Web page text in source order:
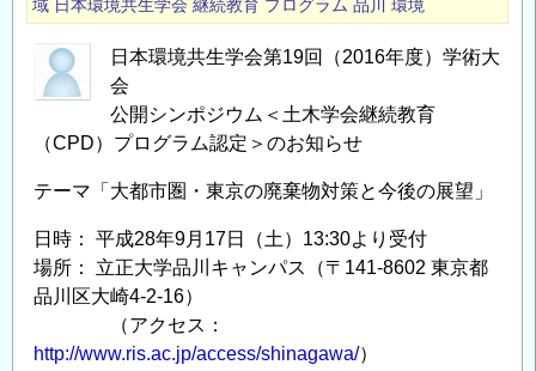
域 日本環境共生学会 継続教育 プログラム 品川 環境
日本環境共生学会第19回（2016年度）学術大
会
公開シンポジウム＜土木学会継続教育
（CPD）プログラム認定＞のお知らせ
テーマ「大都市圏・東京の廃棄物対策と今後の展望」
日時： 平成28年9月17日（土）13:30より受付
場所： 立正大学品川キャンパス（〒141-8602 東京都
品川区大崎4-2-16）
（アクセス：
http://www.ris.ac.jp/access/shinagawa/）